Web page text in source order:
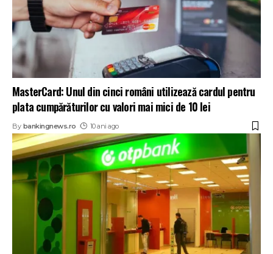
MasterCard: Unul din cinci români utilizează cardul pentru
plata cumpărăturilor cu valori mai mici de 10 lei
By bankingnews.ro 10 ani ago